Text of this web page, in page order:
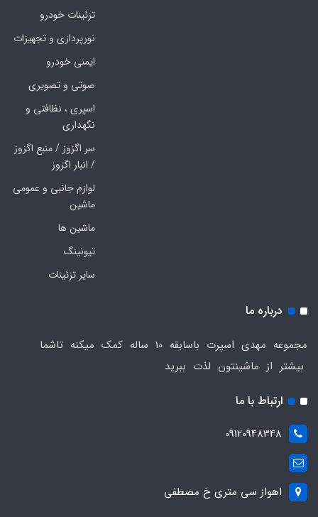
تزئینات خودرو
نورپردازی و تجهیزات
ایمنی خودرو
صوتی و تصویری
اسپری ، نظافتی و
نگهداری
سر اگزوز / منبع اگزوز
/ انبار اگزوز
لوازم جانبی و عمومی
ماشین
ماشین ها
تیونینگ
سایر تزئینات
درباره ما
مجموعه مهدی اسپرت باسابقه 10 ساله کمک میکنه تاشما
بیشتر از ماشینتون لذت ببرید
ارتباط با ما
09120948348
اهواز سی متری خ مصطفی